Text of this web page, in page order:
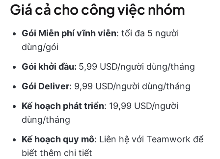
Giá cả cho công việc nhóm
Gói Miễn phí vĩnh viễn: tối đa 5 người
dùng/gói
Gói khởi đầu: 5,99 USD/người dùng/tháng
Gói Deliver: 9,99 USD/người dùng/tháng
Kế hoạch phát triển: 19,99 USD/người
dùng/tháng
Kế hoạch quy mô: Liên hệ với Teamwork để
biết thêm chi tiết